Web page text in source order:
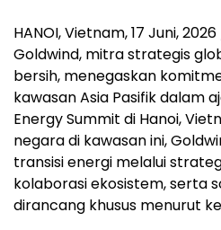
HANOI, Vietnam,17 Juni, 2026
Goldwind, mitra strategis
bersih, menegaskan
kawasan Asia Pasifik dalam
Energy Summit di Hanoi,
negara di kawasan ini,
transisi energi melalui
kolaborasi ekosistem, serta
dirancang khusus menurut